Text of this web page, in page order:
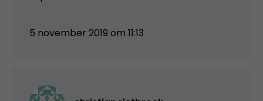
5 november 2019 om 11:13